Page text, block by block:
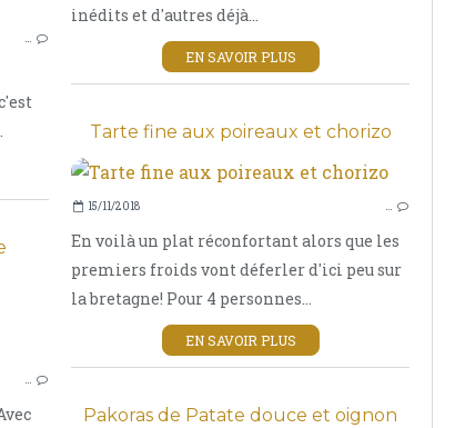
inédits et d'autres déjà...
EN SAVOIR PLUS
ENTRÉE
…
Tarte fine aux poireaux et chorizo
15/11/2018 …
En voilà un plat réconfortant alors que les
premiers froids vont déferler d'ici peu sur
la bretagne! Pour 4 personnes...
EN SAVOIR PLUS
ENTRÉE
SOUPE
…
Pakoras de Patate douce et oignon